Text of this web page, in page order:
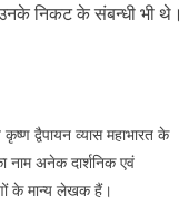
निकट के संबन्धी भी थे।
द्वैपायन व्यास महाभारत के
नाम अनेक दार्शनिक एवं
के मान्य लेखक हैं।